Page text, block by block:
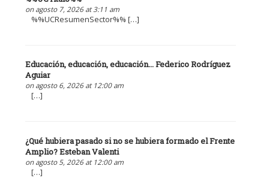
on agosto 7, 2026 at 3:11 am
%%UCResumenSector%% […]
Educación, educación, educación... Federico Rodríguez
Aguiar
on agosto 6, 2026 at 12:00 am
[…]
¿Qué hubiera pasado si no se hubiera formado el Frente
Amplio? Esteban Valenti
on agosto 5, 2026 at 12:00 am
[…]